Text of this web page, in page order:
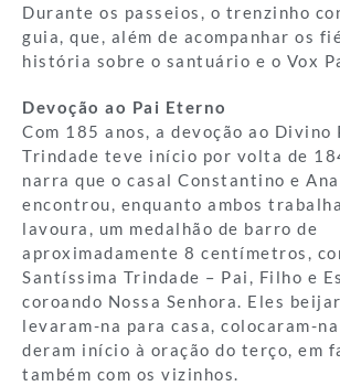
Durante os passeios, o trenzinho
guia, que, além de acompanhar os
história sobre o santuário e o Vox
Devoção ao Pai Eterno
Com 185 anos, a devoção ao Divino
Trindade teve início por volta de
narra que o casal Constantino e Ana
encontrou, enquanto ambos
lavoura, um medalhão de barro de
aproximadamente 8 centímetros,
Santíssima Trindade – Pai, Filho e
coroando Nossa Senhora. Eles
levaram-na para casa, colocaram-
deram início à oração do terço, em
também com os vizinhos.